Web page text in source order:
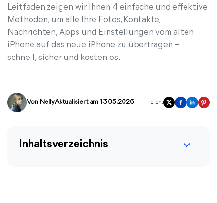
Leitfaden zeigen wir Ihnen 4 einfache und effektive
Methoden, um alle Ihre Fotos, Kontakte,
Nachrichten, Apps und Einstellungen vom alten
iPhone auf das neue iPhone zu übertragen –
schnell, sicher und kostenlos.
Von NellyAktualisiert am 13.05.2026 Teilen:
Inhaltsverzeichnis